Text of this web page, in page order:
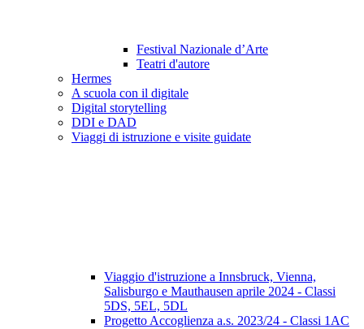
Festival Nazionale d’Arte
Teatri d'autore
Hermes
A scuola con il digitale
Digital storytelling
DDI e DAD
Viaggi di istruzione e visite guidate
Viaggio d'istruzione a Innsbruck, Vienna,
Salisburgo e Mauthausen aprile 2024 - Classi
5DS, 5EL, 5DL
Progetto Accoglienza a.s. 2023/24 - Classi 1AC